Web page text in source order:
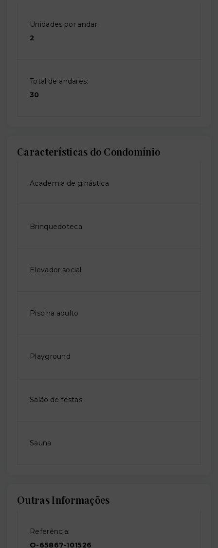
Unidades por andar:
2
Total de andares:
30
Características do Condomínio
Academia de ginástica
Brinquedoteca
Elevador social
Piscina adulto
Playground
Salão de festas
Sauna
Outras Informações
Referência:
O-65867-101526